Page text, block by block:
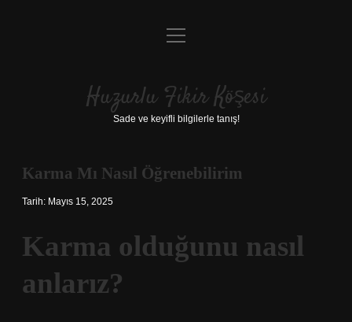
Anasayfa
Yasal Uyarı
menüyü
Huzurlu Fikir Köşesi
Sade ve keyifli bilgilerle tanış!
Karma Mı Nasıl Öğrenebilirim
Tarih: Mayıs 15, 2025
Karma olduğunu nasıl
anlarız?